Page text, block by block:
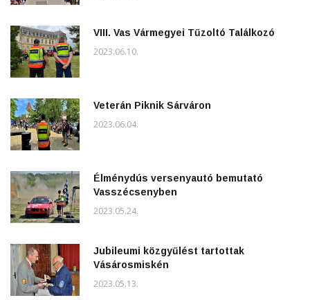
VIII. Vas Vármegyei Tűzoltó Találkozó
2023.06.10.
Veterán Piknik Sárváron
2023.06.04.
Élménydús versenyautó bemutató
Vasszécsenyben
2023.05.24.
Jubileumi közgyűlést tartottak
Vásárosmiskén
2023.05.13.